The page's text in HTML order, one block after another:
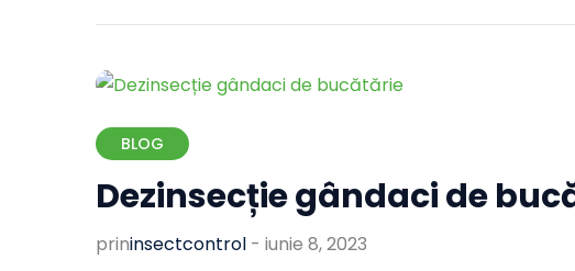
BLOG
Dezinsecție gândaci de
prinInsectcontrol - iunie 8, 2023